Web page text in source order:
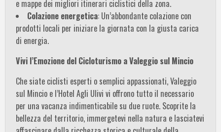
e mappe dei migliori itinerari ciclistici della zona.
Colazione energetica: Un’abbondante colazione con
prodotti locali per iniziare la giornata con la giusta carica
di energia.
Vivi l’Emozione del Cicloturismo a Valeggio sul Mincio
Che siate ciclisti esperti o semplici appassionati, Valeggio
sul Mincio e l’Hotel Agli Ulivi vi offrono tutto il necessario
per una vacanza indimenticabile su due ruote. Scoprite la
bellezza del territorio, immergetevi nella natura e lasciatevi